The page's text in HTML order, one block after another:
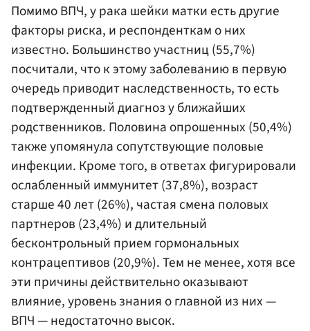
Помимо ВПЧ, у рака шейки матки есть другие
факторы риска, и респонденткам о них
известно. Большинство участниц (55,7%)
посчитали, что к этому заболеванию в первую
очередь приводит наследственность, то есть
подтвержденный диагноз у ближайших
родственников. Половина опрошенных (50,4%)
также упомянула сопутствующие половые
инфекции. Кроме того, в ответах фигурировали
ослабленный иммунитет (37,8%), возраст
старше 40 лет (26%), частая смена половых
партнеров (23,4%) и длительный
бесконтрольный прием гормональных
контрацептивов (20,9%). Тем не менее, хотя все
эти причины действительно оказывают
влияние, уровень знания о главной из них —
ВПЧ — недостаточно высок.